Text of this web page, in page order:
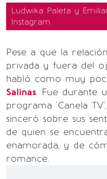
Ludwika Paleta y
Instagram
Pese a que la
privada y fuera del
habló como muy
Salinas. Fue durante
programa 'Canela
sinceró sobre sus
de quien se
enamorada, y de
romance.